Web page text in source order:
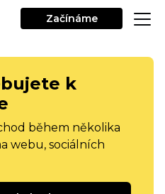
Začínáme
k
během několika
webu, sociálních